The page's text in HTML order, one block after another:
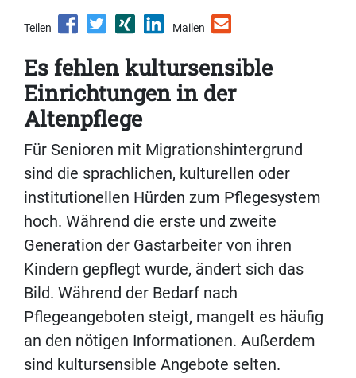
Teilen Mailen
Es fehlen kultursensible
Einrichtungen in der
Altenpflege
Für Senioren mit Migrationshintergrund
sind die sprachlichen, kulturellen oder
institutionellen Hürden zum Pflegesystem
hoch. Während die erste und zweite
Generation der Gastarbeiter von ihren
Kindern gepflegt wurde, ändert sich das
Bild. Während der Bedarf nach
Pflegeangeboten steigt, mangelt es häufig
an den nötigen Informationen. Außerdem
sind kultursensible Angebote selten.